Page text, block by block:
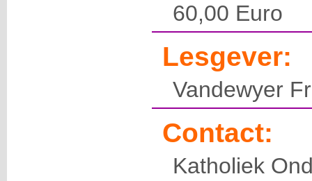
60,00 Euro
Lesgever:
Vandewyer
Contact:
Katholiek